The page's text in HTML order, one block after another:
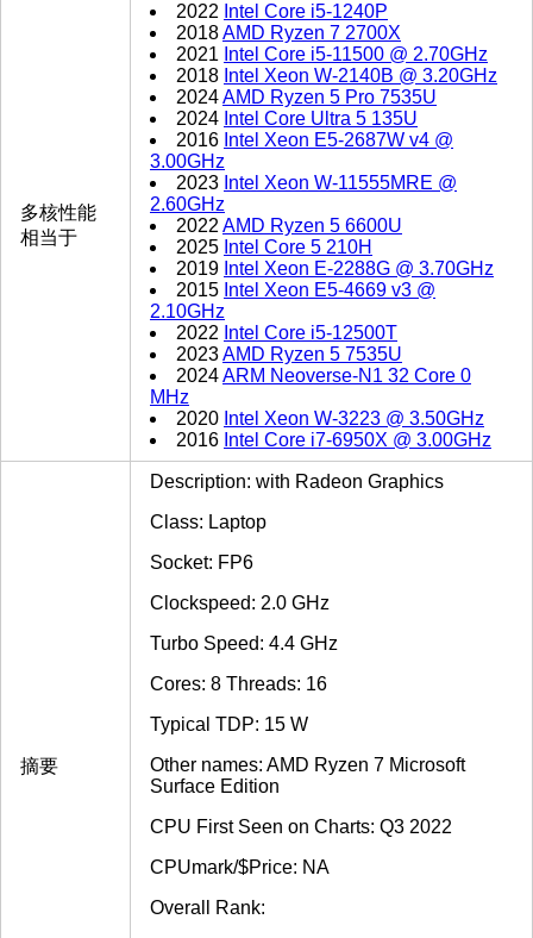
多核性能
相当于
2022 Intel Core i5-1240P
2018AMD Ryzen 7 2700X
2021 Intel Core i5-11500 @ 2.70GHz
2018 Intel Xeon W-2140B @ 3.20GHz
2024AMD Ryzen 5 Pro 7535U
2024 Intel Core Ultra 5 135U
2016 Intel Xeon E5-2687W v4 @
3.00GHz
2023 Intel Xeon W-11555MRE @
2.60GHz
2022AMD Ryzen 5 6600U
2025 Intel Core 5 210H
2019 Intel Xeon E-2288G @ 3.70GHz
2015 Intel Xeon E5-4669 v3 @
2.10GHz
2022 Intel Core i5-12500T
2023AMD Ryzen 5 7535U
2024ARM Neoverse-N1 32 Core 0
MHz
2020 Intel Xeon W-3223 @ 3.50GHz
2016 Intel Core i7-6950X @ 3.00GHz
摘要
Description: with Radeon Graphics
Class: Laptop
Socket: FP6
Clockspeed: 2.0 GHz
Turbo Speed: 4.4 GHz
Cores: 8 Threads: 16
Typical TDP: 15 W
Other names: AMD Ryzen 7 Microsoft
Surface Edition
CPU First Seen on Charts: Q3 2022
CPUmark/$Price: NA
Overall Rank: